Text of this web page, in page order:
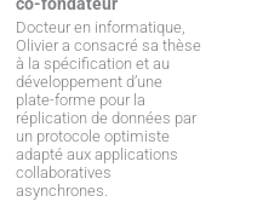
Docteur en informatique,
Olivier a consacré sa thèse
à la spécification et au
développement d’une
plate-forme pour la
réplication de données par
un protocole optimiste
adapté aux applications
collaboratives
asynchrones.